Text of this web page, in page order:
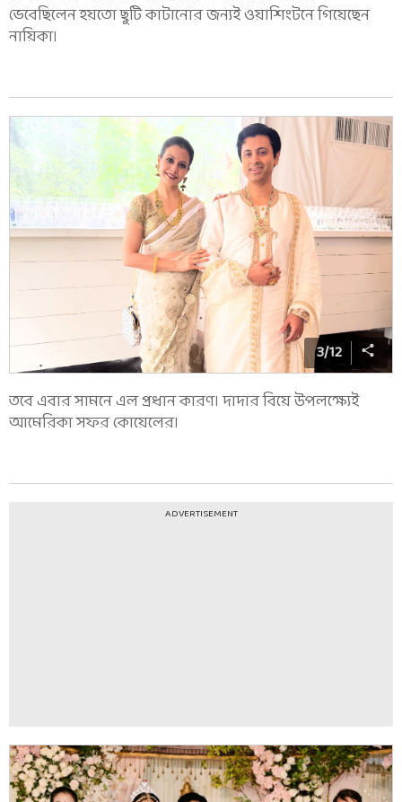
ভেবেছিলেন হয়তো ছুটি কাটানোর জন্যই ওয়াশিংটনে গিয়েছেন
নায়িকা।
3/12
তবে এবার সামনে এল প্রধান কারণ। দাদার বিয়ে উপলক্ষ্যেই
আমেরিকা সফর কোয়েলের।
ADVERTISEMENT